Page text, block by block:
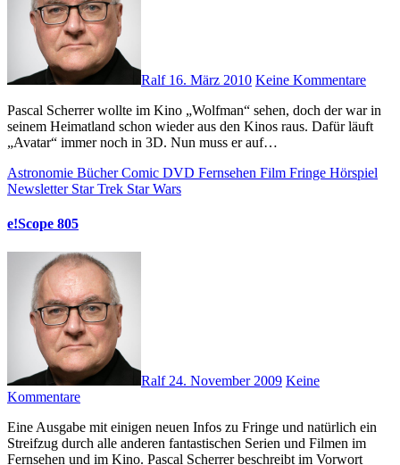
Ralf 16. März 2010 Keine Kommentare
Pascal Scherrer wollte im Kino „Wolfman“ sehen, doch der war in
seinem Heimatland schon wieder aus den Kinos raus. Dafür läuft
„Avatar“ immer noch in 3D. Nun muss er auf…
Astronomie BücherComic DVD Fernsehen Film Fringe Hörspiel
Newsletter Star Trek Star Wars
e!Scope 805
Ralf 24. November 2009 Keine
Kommentare
Eine Ausgabe mit einigen neuen Infos zu Fringe und natürlich ein
Streifzug durch alle anderen fantastischen Serien und Filmen im
Fernsehen und im Kino. Pascal Scherrer beschreibt im Vorwort